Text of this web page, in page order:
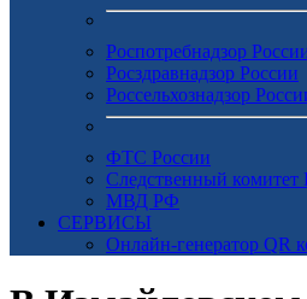
Роспотребнадзор
Росздравнадзор России
Россельхознадзор
ФТС России
Следственный комитет
МВД РФ
СЕРВИСЫ
Онлайн-генератор QR